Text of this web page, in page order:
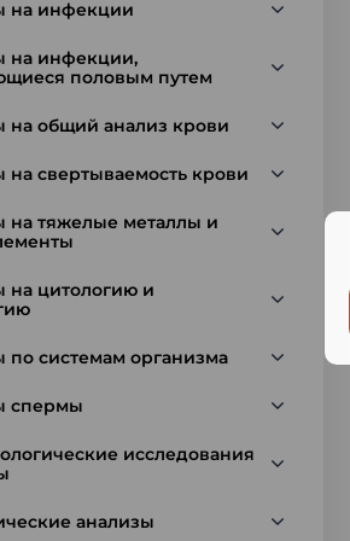
на инфекции
на инфекции,
половым путем
на общий анализ крови
на свертываемость крови
на тяжелые металлы и
на цитологию и
по системам организма
спермы
исследования
анализы